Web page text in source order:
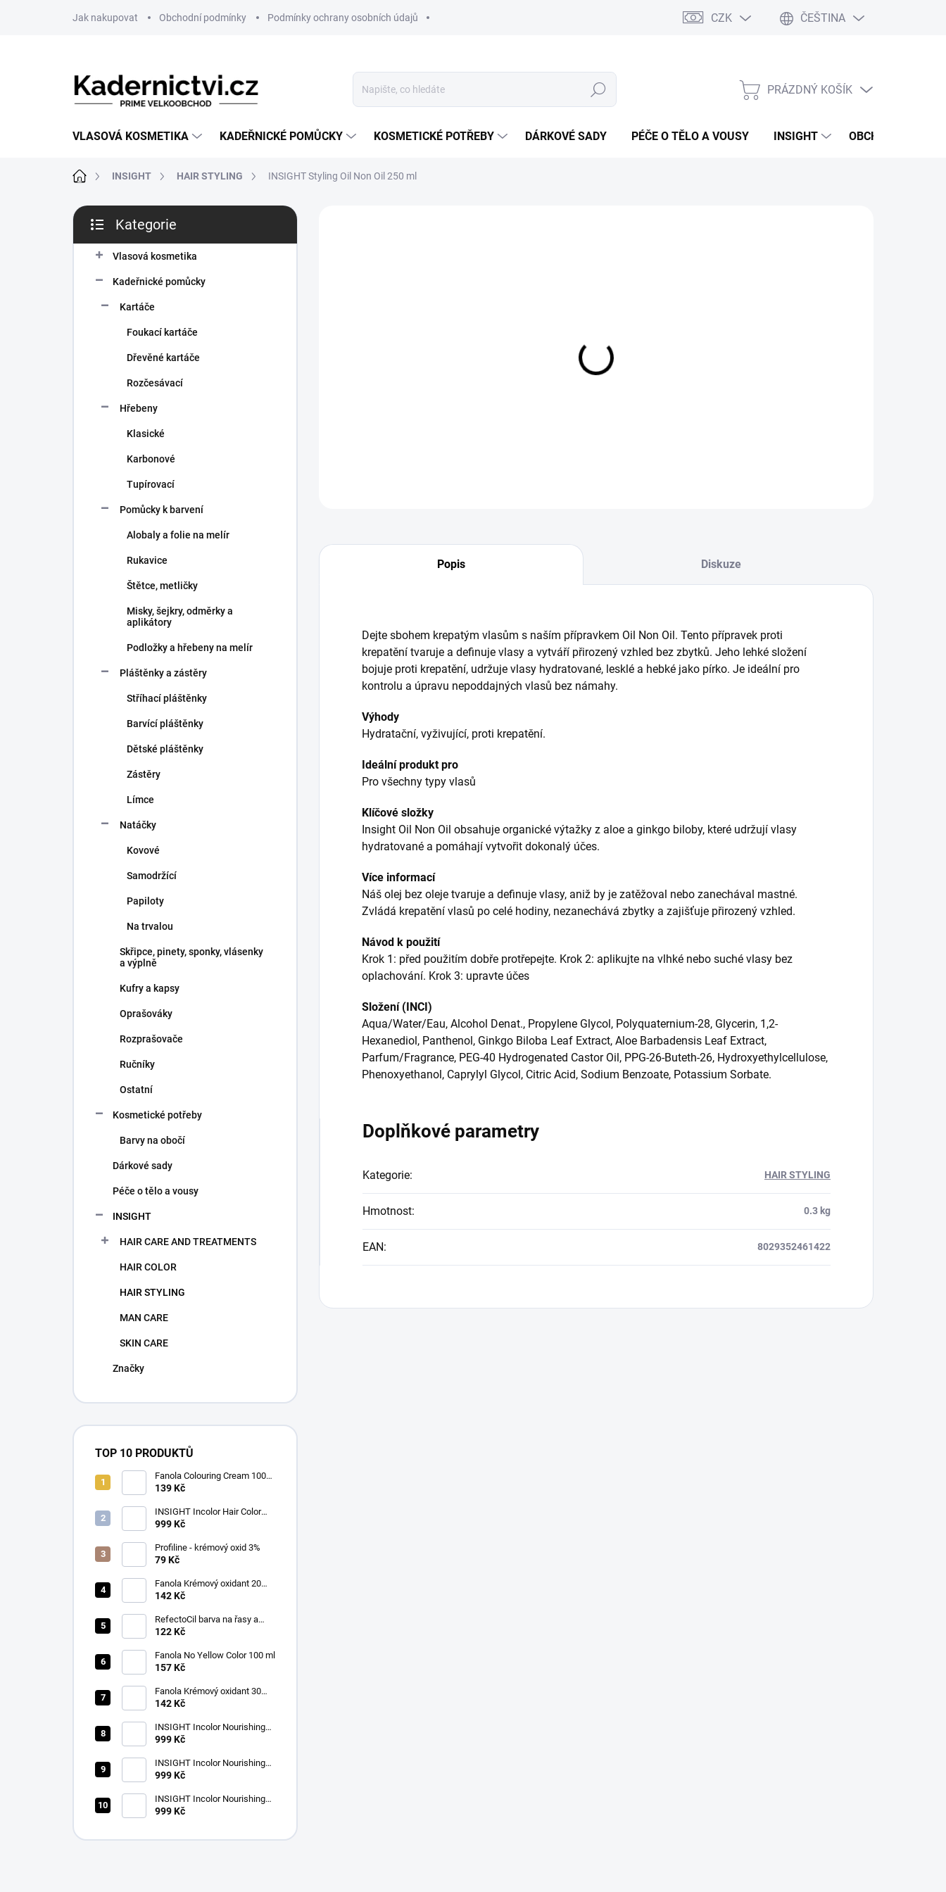
Jak nakupovat Obchodní podmínky Podmínky ochrany osobních údajů CZK ČEŠTINA
Hledat
NÁKUPNÍ
PRÁZDNÝ KOŠÍK
VLASOVÁ KOSMETIKA KADEŘNICKÉ POMŮCKY KOSMETICKÉ POTŘEBY DÁRKOVÉ SADY PÉČE O TĚLO A VOUSY INSIGHT OBCHODNÍ
Domů INSIGHT HAIR STYLING INSIGHT Styling Oil Non Oil 250 ml
P
s
kategorie
Kategorie
Vlasová kosmetika
Kadeřnické pomůcky
Kartáče
Foukací kartáče
Dřevěné kartáče
Rozčesávací
Hřebeny
Klasické
Karbonové
Tupírovací
Pomůcky k barvení
Alobaly a folie na melír
Rukavice
Štětce, metličky
Misky, šejkry, odměrky a
aplikátory
Podložky a hřebeny na melír
Pláštěnky a zástěry
Stříhací pláštěnky
Barvící pláštěnky
Dětské pláštěnky
Zástěry
Límce
Natáčky
Kovové
Samodržící
Papiloty
Na trvalou
Skřipce, pinety, sponky, vlásenky
a výplně
Kufry a kapsy
Oprašováky
Rozprašovače
Ručníky
Ostatní
Kosmetické potřeby
Barvy na obočí
Dárkové sady
Péče o tělo a vousy
INSIGHT
HAIR CARE AND TREATMENTS
HAIR COLOR
HAIR STYLING
MAN CARE
SKIN CARE
Značky
TOP 10 PRODUKTŮ
Fanola Colouring Cream 100
ml
139 Kč
INSIGHT Incolor Hair Color
100ml
999 Kč
Profiline - krémový oxid 3%
79 Kč
Fanola Krémový oxidant 20
VOL(6%)1000ml
142 Kč
RefectoCil barva na řasy a
obočí 3.1 světle hnědá 15 ml
122 Kč
Fanola No Yellow Color 100 ml
157 Kč
Fanola Krémový oxidant 30
VOL (9%) 1000ml
142 Kč
INSIGHT Incolor Nourishing
Color Activator 40 vol. (12%)
999 Kč
INSIGHT Incolor Nourishing
Color Activator 30 vol. (9%)
999 Kč
INSIGHT Incolor Nourishing
Color Activator 20 vol. (6%)
999 Kč
Popis Diskuze
Dejte sbohem krepatým vlasům s naším přípravkem Oil Non Oil. Tento přípravek proti
krepatění tvaruje a definuje vlasy a vytváří přirozený vzhled bez zbytků. Jeho lehké složení
bojuje proti krepatění, udržuje vlasy hydratované, lesklé a hebké jako pírko. Je ideální pro
kontrolu a úpravu nepoddajných vlasů bez námahy.
Výhody
Hydratační, vyživující, proti krepatění.
Ideální produkt pro
Pro všechny typy vlasů
Klíčové složky
Insight Oil Non Oil obsahuje organické výtažky z aloe a ginkgo biloby, které udržují vlasy
hydratované a pomáhají vytvořit dokonalý účes.
Více informací
Náš olej bez oleje tvaruje a definuje vlasy, aniž by je zatěžoval nebo zanechával mastné.
Zvládá krepatění vlasů po celé hodiny, nezanechává zbytky a zajišťuje přirozený vzhled.
Návod k použití
Krok 1: před použitím dobře protřepejte. Krok 2: aplikujte na vlhké nebo suché vlasy bez
oplachování. Krok 3: upravte účes
Složení (INCI)
Aqua/Water/Eau, Alcohol Denat., Propylene Glycol, Polyquaternium-28, Glycerin, 1,2-
Hexanediol, Panthenol, Ginkgo Biloba Leaf Extract, Aloe Barbadensis Leaf Extract,
Parfum/Fragrance, PEG-40 Hydrogenated Castor Oil, PPG-26-Buteth-26, Hydroxyethylcellulose,
Phenoxyethanol, Caprylyl Glycol, Citric Acid, Sodium Benzoate, Potassium Sorbate.
Doplňkové parametry
Kategorie: HAIR STYLING
Hmotnost: 0.3 kg
EAN: 8029352461422